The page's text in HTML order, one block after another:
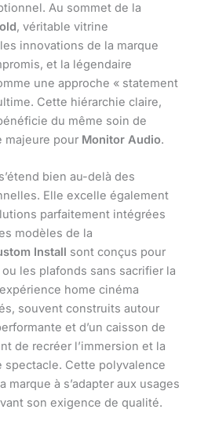
Au sommet de la
, véritable vitrine
innovations de la marque
et la légendaire
une approche « statement
Cette hiérarchie claire,
du même soin de
majeure pour Monitor Audio.
bien au-delà des
Elle excelle également
parfaitement intégrées
modèles de la
Install sont conçus pour
les plafonds sans sacrifier la
home cinéma
souvent construits autour
et d’un caisson de
de recréer l’immersion et la
spectacle. Cette polyvalence
marque à s’adapter aux usages
son exigence de qualité.